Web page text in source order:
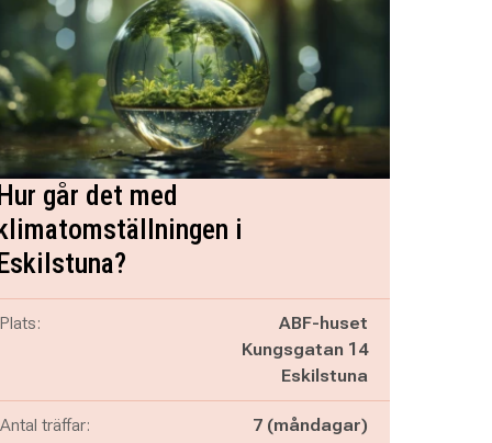
går det med
i
Plats:
ABF-huset
Kungsgatan 14
Eskilstuna
Antal träffar: 7 (måndagar)